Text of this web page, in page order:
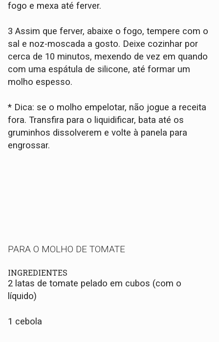
fogo e mexa até ferver.
3 Assim que ferver, abaixe o fogo, tempere com o
sal e noz-moscada a gosto. Deixe cozinhar por
cerca de 10 minutos, mexendo de vez em quando
com uma espátula de silicone, até formar um
molho espesso.
* Dica: se o molho empelotar, não jogue a receita
fora. Transfira para o liquidificar, bata até os
gruminhos dissolverem e volte à panela para
engrossar.
PARA O MOLHO DE TOMATE
INGREDIENTES
2 latas de tomate pelado em cubos (com o
líquido)
1 cebola